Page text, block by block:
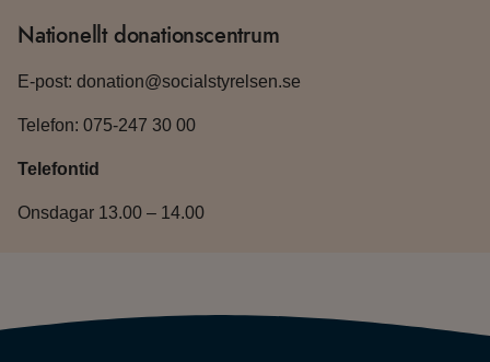
Nationellt donationscentrum
E-post: donation@socialstyrelsen.se
Telefon: 075-247 30 00
Telefontid
Onsdagar 13.00 – 14.00